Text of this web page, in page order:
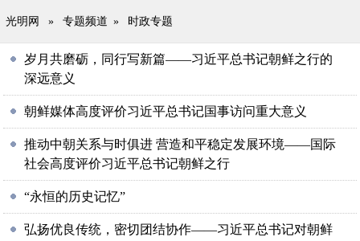
光明网 » 专题频道 » 时政专题
岁月共磨砺，同行写新篇——习近平总书记朝鲜之行的
深远意义
朝鲜媒体高度评价习近平总书记国事访问重大意义
推动中朝关系与时俱进 营造和平稳定发展环境——国际
社会高度评价习近平总书记朝鲜之行
“永恒的历史记忆”
弘扬优良传统，密切团结协作——习近平总书记对朝鲜